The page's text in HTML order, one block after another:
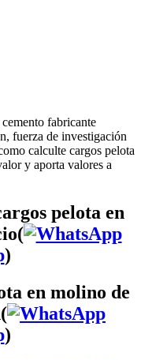
fabricante
fuerza de investigación
calculte cargos pelota
y aporta valores a
pelota en
)
en molino de
)